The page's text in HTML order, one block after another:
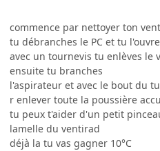
commence par nettoyer ton
tu débranches le PC et tu l'ouvre
avec un tournevis tu enlèves le
ensuite tu branches
l'aspirateur et avec le bout du
r enlever toute la poussière
tu peux t'aider d'un petit
lamelle du ventirad
déjà la tu vas gagner 10°C